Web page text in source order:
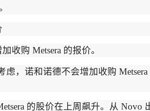
收购 Metsera 的报价。
虑，诺和诺德不会增加收购 Metsera
的股价在上周飙升。从 Novo